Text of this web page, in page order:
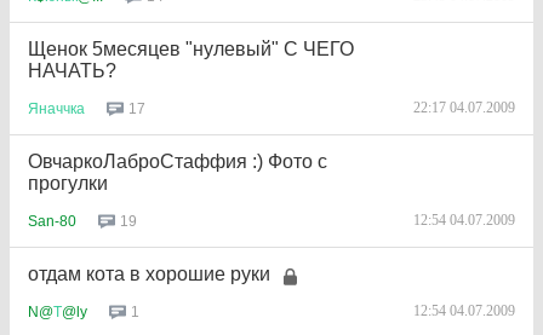
Щенок 5месяцев "нулевый" С ЧЕГО
НАЧАТЬ?
Яначчка 17 22:17 04.07.2009
ОвчаркоЛаброСтаффия :) Фото с
прогулки
San-80 19 12:54 04.07.2009
отдам кота в хорошие руки
N@Т@ly 1 12:54 04.07.2009